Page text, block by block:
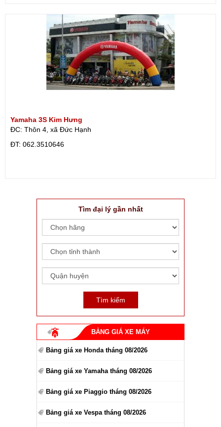
Yamaha 3S Kim Hưng
ĐC: Thôn 4, xã Đức Hạnh
ÐT: 062.3510646
Tìm đại lý gần nhất
BẢNG GIÁ XE MÁY
Bảng giá xe Honda tháng 08/2026
Bảng giá xe Yamaha tháng 08/2026
Bảng giá xe Piaggio tháng 08/2026
Bảng giá xe Vespa tháng 08/2026